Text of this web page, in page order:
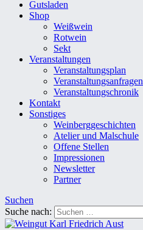
Gutsladen
Shop
Weißwein
Rotwein
Sekt
Veranstaltungen
Veranstaltungsplan
Veranstaltungsanfragen
Veranstaltungschronik
Kontakt
Sonstiges
Weinberggeschichten
Atelier und Malschule
Offene Stellen
Impressionen
Newsletter
Partner
Suchen
Suche nach: